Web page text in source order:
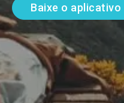
Baixe o aplicativo